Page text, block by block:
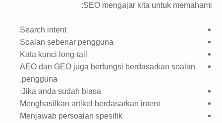
SEO mengajar kita untuk memahami:
Search intent
Soalan sebenar pengguna
Kata kunci long-tail
AEO dan GEO juga berfungsi berdasarkan soalan
pengguna.
Jika anda sudah biasa:
Menghasilkan artikel berdasarkan intent
Menjawab persoalan spesifik